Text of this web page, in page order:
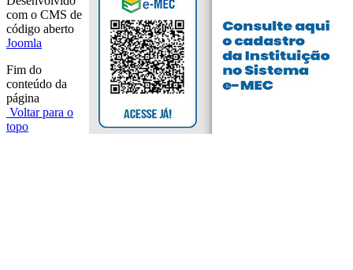
com o CMS de
código aberto
Joomla
Fim do
conteúdo da
página
Voltar para o
topo